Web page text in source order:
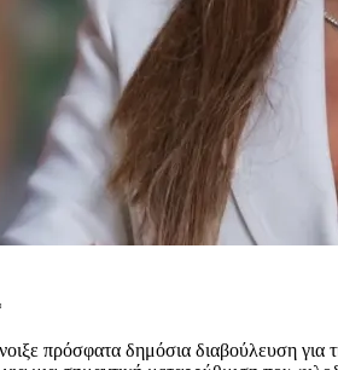
πρόσφατα δημόσια διαβούλευση για